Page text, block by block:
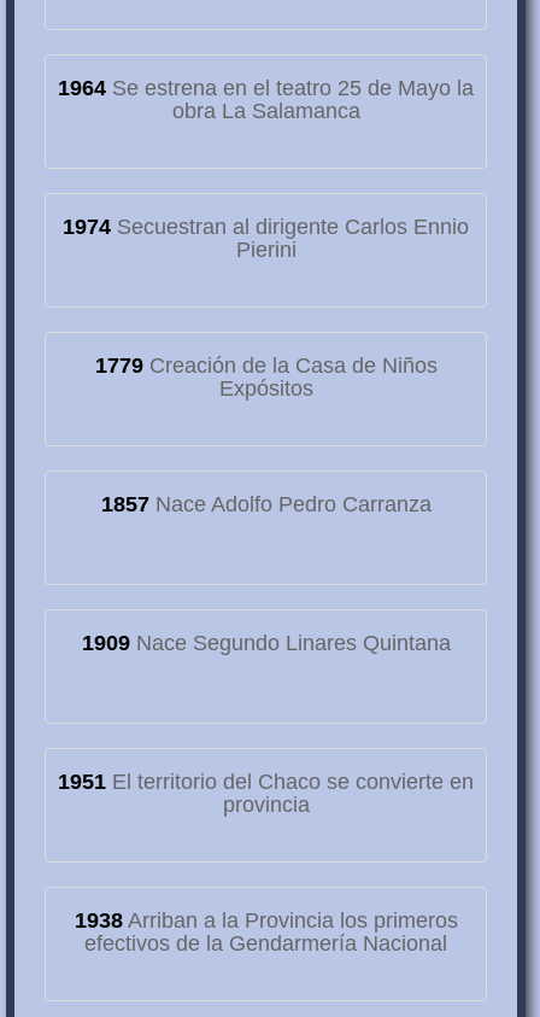
1964 Se estrena en el teatro 25 de Mayo la
obra La Salamanca
1974 Secuestran al dirigente Carlos Ennio
Pierini
1779Creación de la Casa de Niños
Expósitos
1857Nace Adolfo Pedro Carranza
1909Nace Segundo Linares Quintana
1951 El territorio del Chaco se convierte en
provincia
1938Arriban a la Provincia los primeros
efectivos de la Gendarmería Nacional